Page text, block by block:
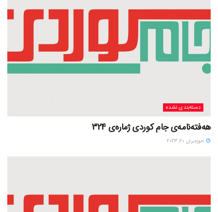
دسته‌بندی نشده
هەفتەنامەی جام کوردی ژمارەی 324
حوزه‌یران 20, 2023